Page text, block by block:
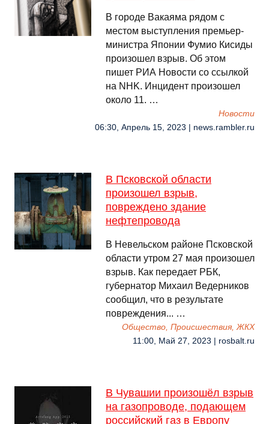
В городе Вакаяма рядом с
местом выступления премьер-
министра Японии Фумио Кисиды
произошел взрыв. Об этом
пишет РИА Новости со ссылкой
на NHK. Инцидент произошел
около 11. …
Новости
06:30, Апрель 15, 2023 | news.rambler.ru
В Псковской области
произошел взрыв,
повреждено здание
нефтепровода
В Невельском районе Псковской
области утром 27 мая произошел
взрыв. Как передает РБК,
губернатор Михаил Ведерников
сообщил, что в результате
повреждения... …
Общество, Происшествия, ЖКХ
11:00, Май 27, 2023 | rosbalt.ru
В Чувашии произошёл взрыв
на газопроводе, подающем
российский газ в Европу